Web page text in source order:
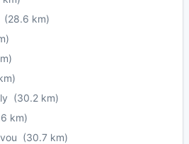
(28.6 km)
(30.2 km)
km)
(30.7 km)